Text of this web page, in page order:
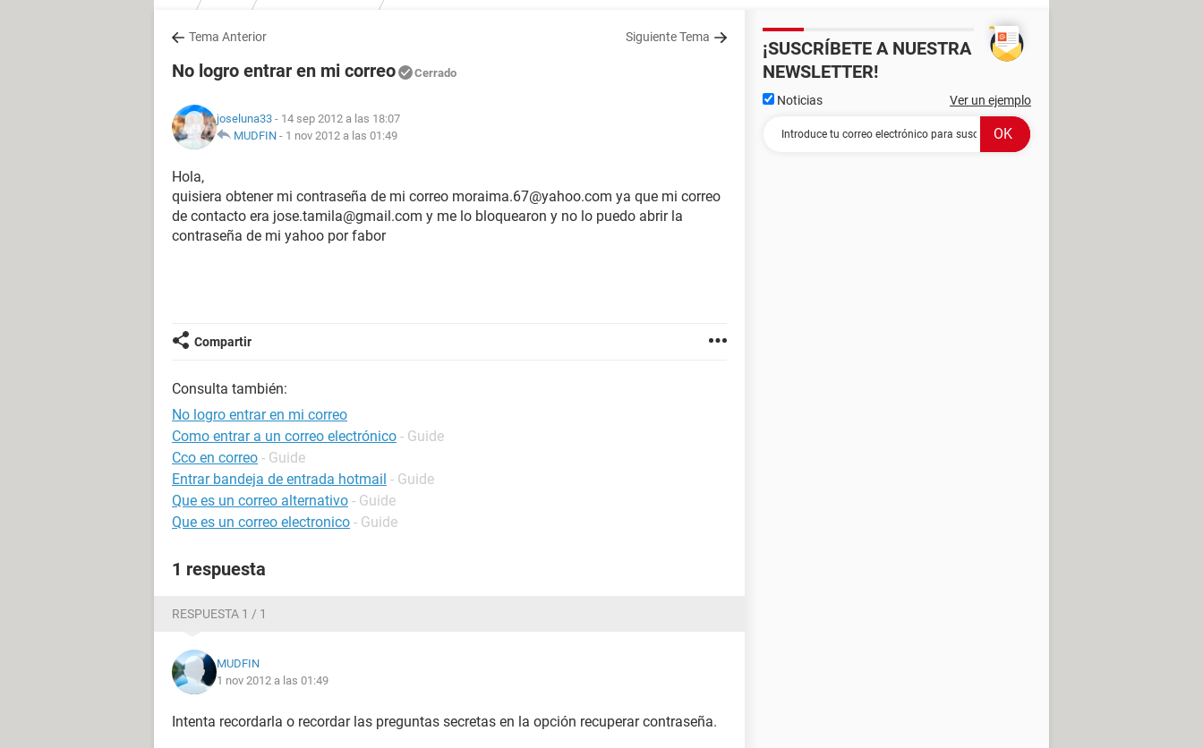
Tema Anterior Siguiente Tema
No logro entrar en mi correo Cerrado
joseluna33 - 14 sep 2012 a las 18:07
MUDFIN - 1 nov 2012 a las 01:49
Hola,
quisiera obtener mi contraseña de mi correo moraima.67@yahoo.com ya que mi correo
de contacto era jose.tamila@gmail.com y me lo bloquearon y no lo puedo abrir la
contraseña de mi yahoo por fabor
Compartir
Consulta también:
No logro entrar en mi correo
Como entrar a un correo electrónico - Guide
Cco en correo - Guide
Entrar bandeja de entrada hotmail - Guide
Que es un correo alternativo - Guide
Que es un correo electronico - Guide
1 respuesta
RESPUESTA 1 / 1
MUDFIN
1 nov 2012 a las 01:49
Intenta recordarla o recordar las preguntas secretas en la opción recuperar contraseña.
¡SUSCRÍBETE A NUESTRA
NEWSLETTER!
Noticias Ver un ejemplo